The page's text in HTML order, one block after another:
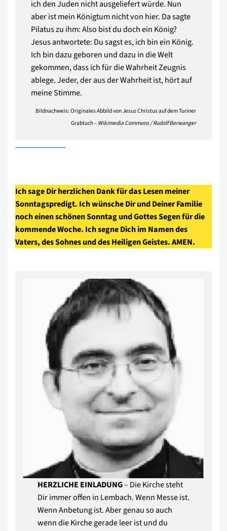
ich den Juden nicht ausgeliefert würde. Nun
aber ist mein Königtum nicht von hier. Da sagte
Pilatus zu ihm: Also bist du doch ein König?
Jesus antwortete: Du sagst es, ich bin ein König.
Ich bin dazu geboren und dazu in die Welt
gekommen, dass ich für die Wahrheit Zeugnis
ablege. Jeder, der aus der Wahrheit ist, hört auf
meine Stimme.
Bildnachweis: Originales Abbild von Jesus Christus auf dem Turiner
Grabtuch –Wikimedia Commons / Rudolf Berwanger
Ich sage Dir herzlichen Dank für das Lesen meiner
Sonntagspredigt. Ich wünsche Dir und Deiner Familie
noch einen schönen Sonntag und Gottes Segen für die
kommende Woche. Ich segne Dich im Namen des
Vaters, des Sohnes und des Heiligen Geistes. AMEN.
HERZLICHE EINLADUNG– Die Kirche steht
Dir immer offen in Lembach. Wenn Messe ist.
Wenn Anbetung ist. Aber genau so auch
wenn die Kirche gerade leer ist und du